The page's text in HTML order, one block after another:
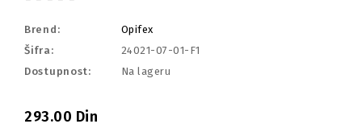
Brend:
Opifex
Šifra:
24021-07-01-F1
Dostupnost:
Na lageru
293.00 Din